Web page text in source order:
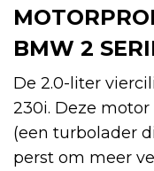
BMW 2
De 2.0-liter
230i. Deze
(een turbolader
perst om meer